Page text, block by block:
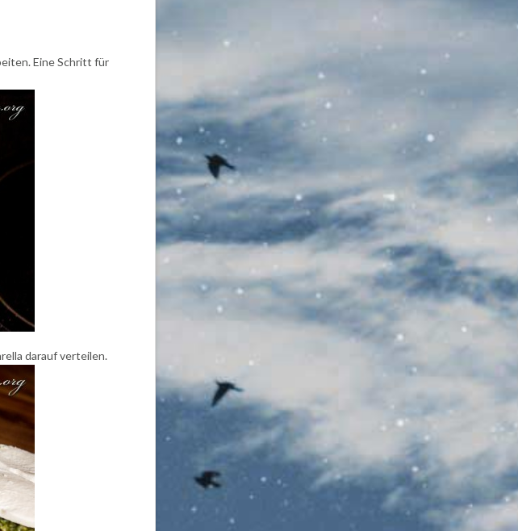
Eine Schritt für
darauf verteilen.